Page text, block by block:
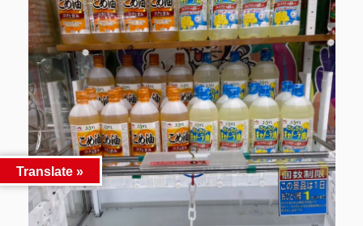
Translate »